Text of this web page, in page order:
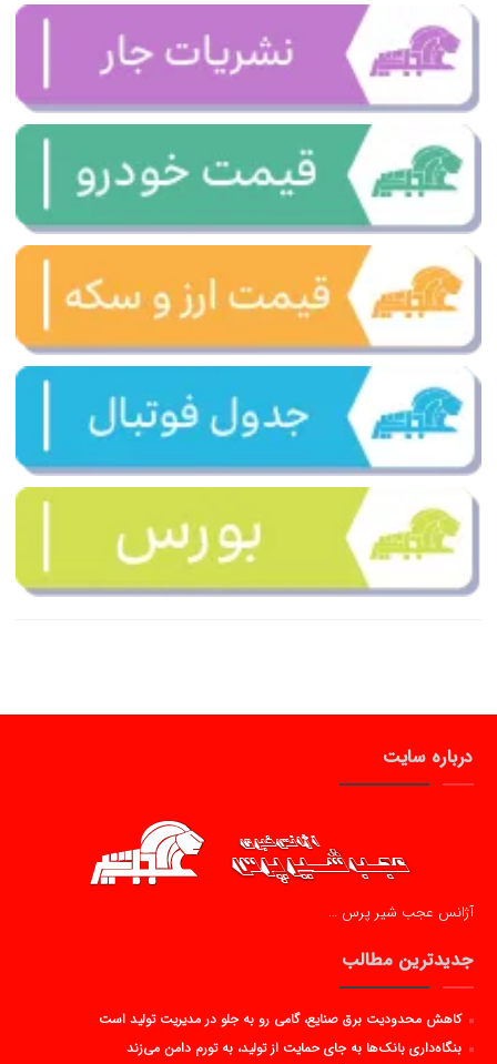
درباره سایت
آژانس عجب شیر پرس …
جدیدترین مطالب
کاهش محدودیت برق صنایع، گامی رو به جلو در مدیریت تولید است
بنگاه‌داری بانک‌ها به جای حمایت از تولید، به تورم دامن می‌زند